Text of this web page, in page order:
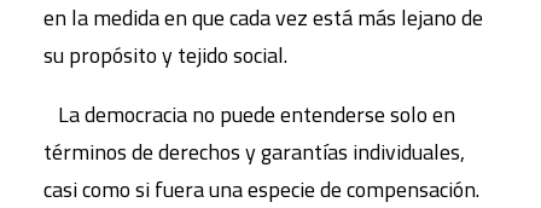
en la medida en que cada vez está más lejano de
su propósito y tejido social.
La democracia no puede entenderse solo en
términos de derechos y garantías individuales,
casi como si fuera una especie de compensación.